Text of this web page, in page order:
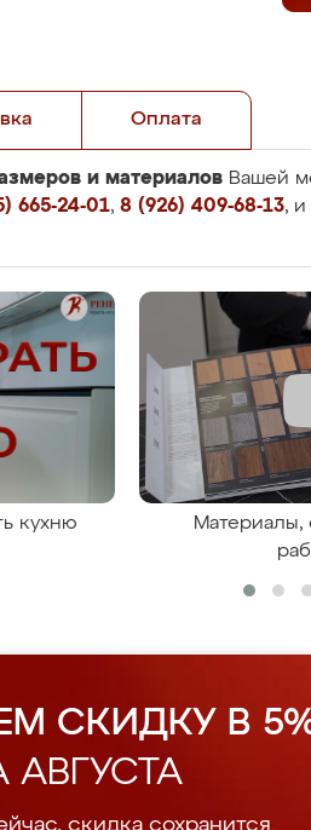
Оплата
и материалов Вашей
665-24-01, 8 (926) 409-68-13,
кухню
Материалы,
СКИДКУ В
скидка сохранится.